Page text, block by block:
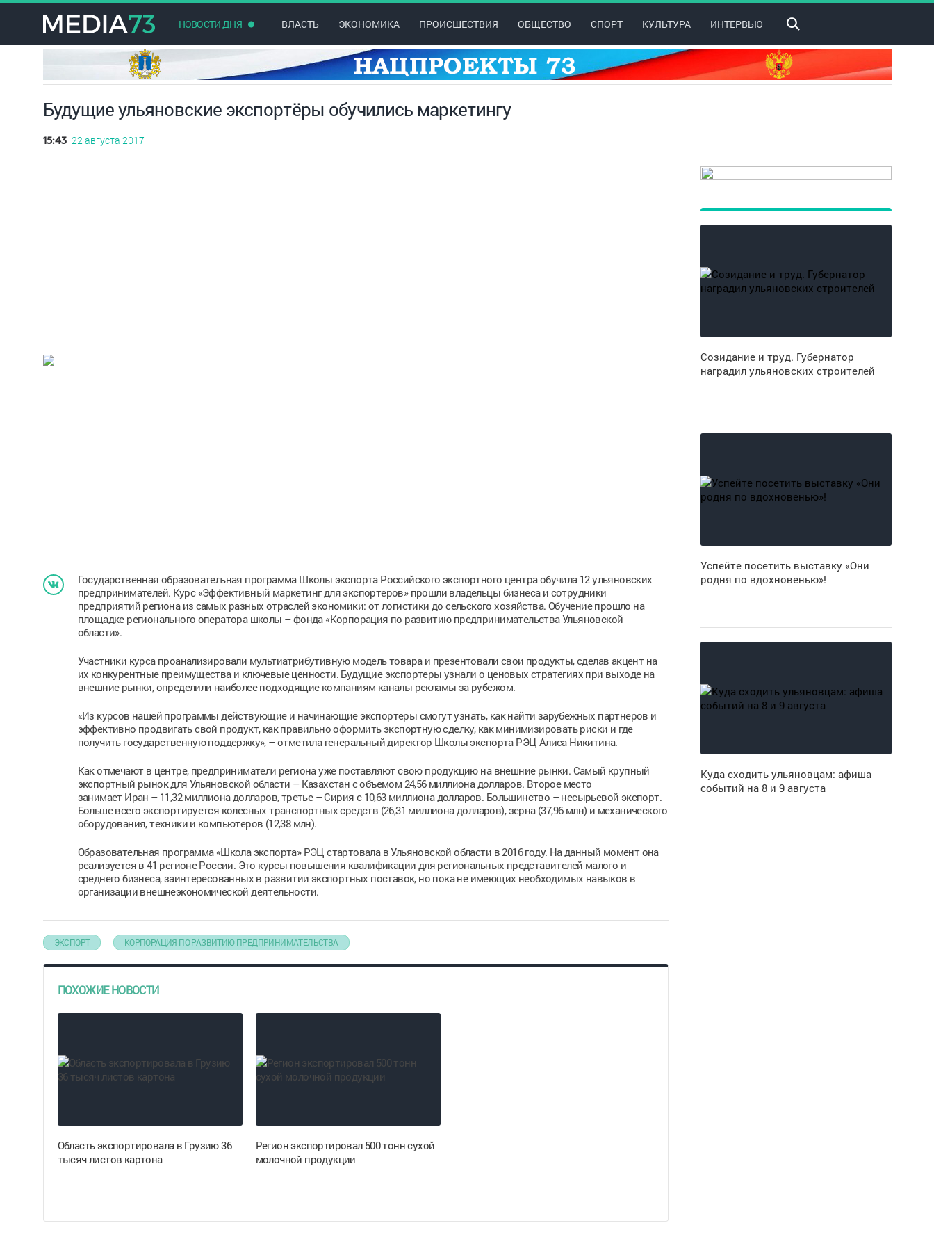
НОВОСТИ ДНЯ ВЛАСТЬ ЭКОНОМИКА ПРОИСШЕСТВИЯ ОБЩЕСТВО СПОРТ КУЛЬТУРА ИНТЕРВЬЮ
Будущие ульяновские экспортёры обучились маркетингу
15:43 22 августа 2017
Государственная образовательная программа Школы экспорта Российского экспортного центра обучила 12 ульяновских
предпринимателей. Курс «Эффективный маркетинг для экспортеров» прошли владельцы бизнеса и сотрудники
предприятий региона из самых разных отраслей экономики: от логистики до сельского хозяйства. Обучение прошло на
площадке регионального оператора школы – фонда «Корпорация по развитию предпринимательства Ульяновской
области».
Участники курса проанализировали мультиатрибутивную модель товара и презентовали свои продукты, сделав акцент на
их конкурентные преимущества и ключевые ценности. Будущие экспортеры узнали о ценовых стратегиях при выходе на
внешние рынки, определили наиболее подходящие компаниям каналы рекламы за рубежом.
«Из курсов нашей программы действующие и начинающие экспортеры смогут узнать, как найти зарубежных партнеров и
эффективно продвигать свой продукт, как правильно оформить экспортную сделку, как минимизировать риски и где
получить государственную поддержку», – отметила генеральный директор Школы экспорта РЭЦ Алиса Никитина.
Как отмечают в центре, предприниматели региона уже поставляют свою продукцию на внешние рынки. Самый крупный
экспортный рынок для Ульяновской области – Казахстан с объемом 24,56 миллиона долларов. Второе место
занимает Иран – 11,32 миллиона долларов, третье – Сирия с 10,63 миллиона долларов. Большинство – несырьевой экспорт.
Больше всего экспортируется колесных транспортных средств (26,31 миллиона долларов), зерна (37,96 млн) и механического
оборудования, техники и компьютеров (12,38 млн).
Образовательная программа «Школа экспорта» РЭЦ стартовала в Ульяновской области в 2016 году. На данный момент она
реализуется в 41 регионе России. Это курсы повышения квалификации для региональных представителей малого и
среднего бизнеса, заинтересованных в развитии экспортных поставок, но пока не имеющих необходимых навыков в
организации внешнеэкономической деятельности.
ЭКСПОРТ КОРПОРАЦИЯ ПО РАЗВИТИЮ ПРЕДПРИНИМАТЕЛЬСТВА
ПОХОЖИЕ НОВОСТИ
Область экспортировала в Грузию 36
тысяч листов картона
Регион экспортировал 500 тонн сухой
молочной продукции
Созидание и труд. Губернатор
наградил ульяновских строителей
Успейте посетить выставку «Они
родня по вдохновенью»!
Куда сходить ульяновцам: афиша
событий на 8 и 9 августа